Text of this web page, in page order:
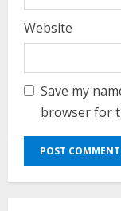
Website
Save my
browser for